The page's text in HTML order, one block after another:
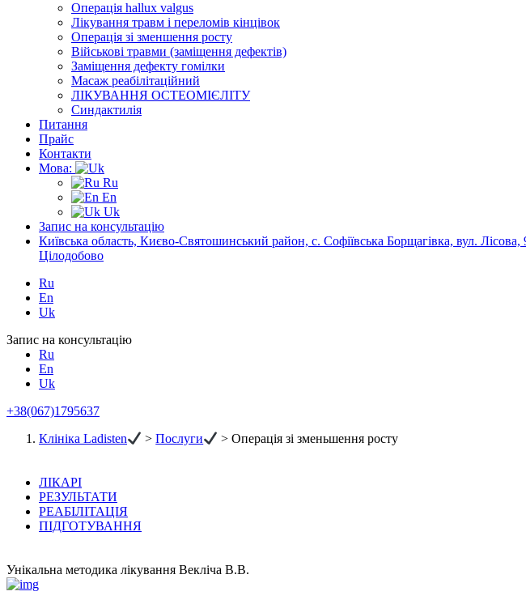
Операція hallux valgus
Лікування травм і переломів кінцівок
Операція зі зменшення росту
Військові травми (заміщення дефектів)
Заміщення дефекту гомілки
Масаж реабілітаційний
ЛІКУВАННЯ ОСТЕОМІЄЛІТУ
Синдактилія
Питання
Прайс
Контакти
Мова:
Ru
En
Uk
Запис на консультацію
Київська область, Києво-Святошинський район, с. Софіївська Борщагівка, вул. Лісова,
Цілодобово
Ru
En
Uk
Запис на консультацію
Ru
En
Uk
+38(067)1795637
Клініка Ladisten >Послуги >Операція зі зменьшення росту
ЛІКАРІ
РЕЗУЛЬТАТИ
РЕАБІЛІТАЦІЯ
ПІДГОТУВАННЯ
Унікальна методика лікування Векліча В.В.